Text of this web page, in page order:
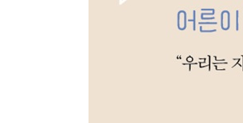
완벽하지 않음을 사랑할 것
어떻게 살 것인지 물을 것
어른으로 살아갈 것